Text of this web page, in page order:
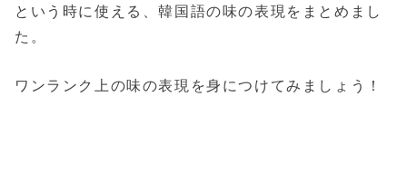
という時に使える、韓国語の味の表現をまとめまし
た。
ワンランク上の味の表現を身につけてみましょう！